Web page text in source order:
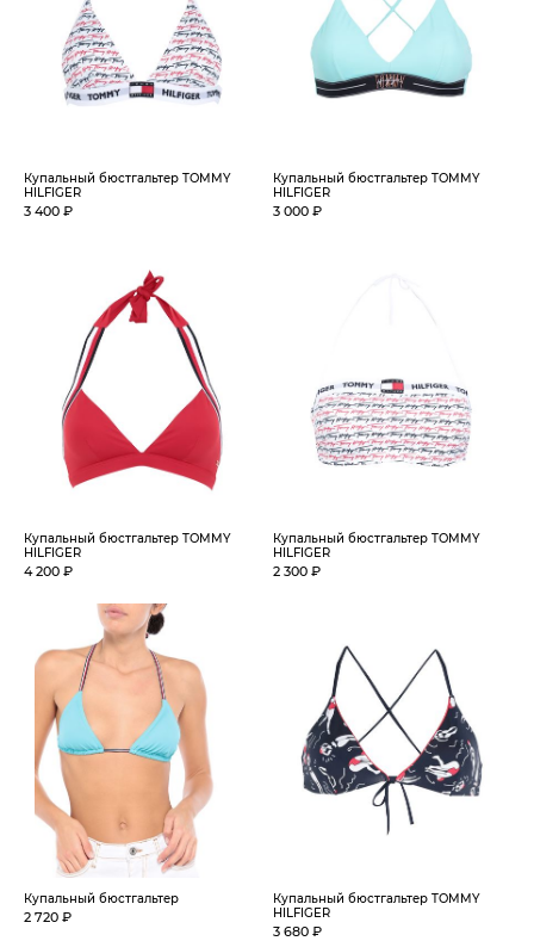
Купальный бюстгальтер TOMMY
HILFIGER
3 400 ₽
Купальный бюстгальтер TOMMY
HILFIGER
3 000 ₽
Купальный бюстгальтер TOMMY
HILFIGER
4 200 ₽
Купальный бюстгальтер TOMMY
HILFIGER
2 300 ₽
Купальный бюстгальтер
2 720 ₽
Купальный бюстгальтер TOMMY
HILFIGER
3 680 ₽